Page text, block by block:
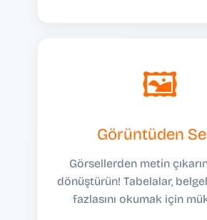
🖼️
Görüntüden
Görsellerden metin
dönüştürün! Tabelalar,
fazlasını okumak için